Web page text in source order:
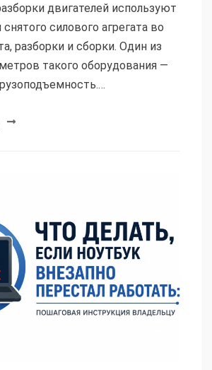
двигателей используют
силового агрегата во
разборки и сборки. Один из
такого оборудования —